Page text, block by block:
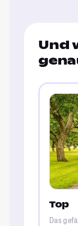
Und
Top
Das